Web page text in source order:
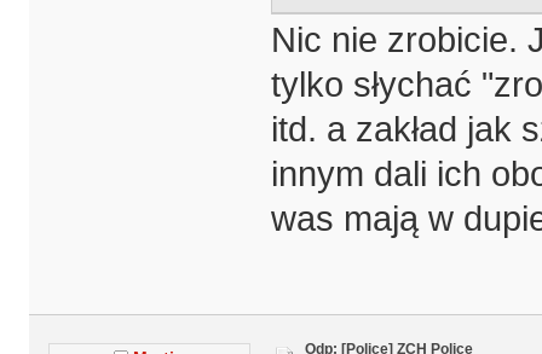
Nic nie zrobicie.
tylko słychać
itd. a zakład jak
innym dali ich
was mają w
Odp: [Police] ZCH Police